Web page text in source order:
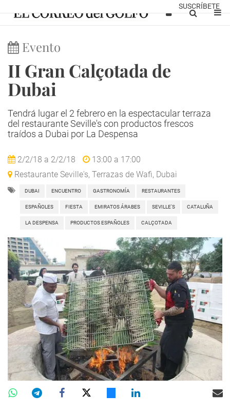
SUSCRÍBETE
Evento
II Gran Calçotada de
Dubai
Tendrá lugar el 2 febrero en la espectacular terraza
del restaurante Seville's con productos frescos
traídos a Dubai por La Despensa
2/2/18 a 2/2/18 13:00 a 17:00
Restaurante Seville's, Terrazas de Wafi, Dubai
DUBAI ENCUENTRO GASTRONOMÍA RESTAURANTES
ESPAÑOLES FIESTA EMIRATOS ÁRABES SEVILLE'S CATALUÑA
LA DESPENSA PRODUCTOS ESPAÑOLES CALÇOTADA